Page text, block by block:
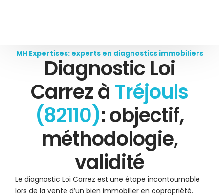
MH Expertises: experts en diagnostics immobiliers
Diagnostic Loi
Carrez à Tréjouls
(82110): objectif,
méthodologie,
validité
Le diagnostic Loi Carrez est une étape incontournable
lors de la vente d’un bien immobilier en copropriété.